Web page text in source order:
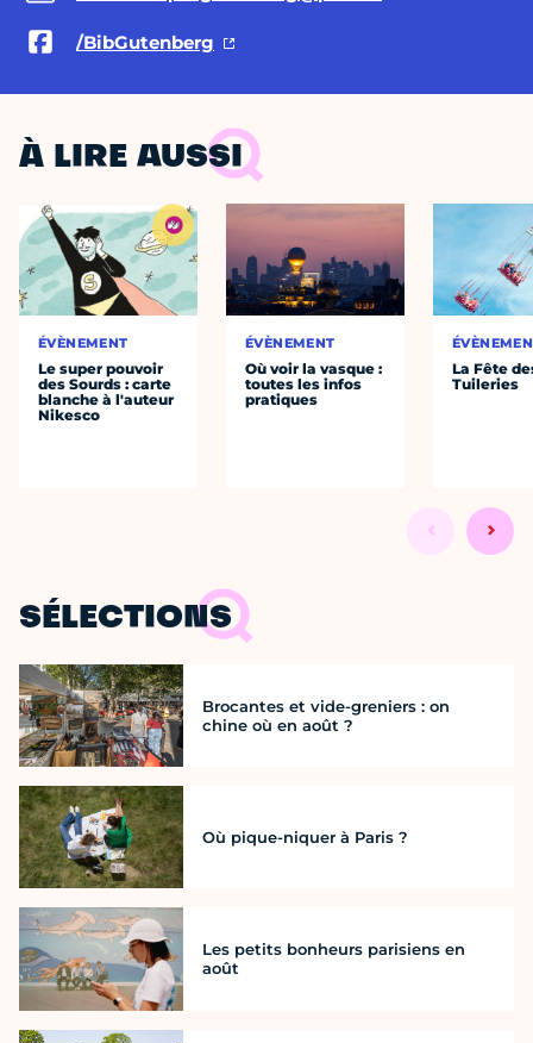
/BibGutenberg
À LIRE AUSSI
ÉVÈNEMENT
Le super pouvoir
des Sourds : carte
blanche à l'auteur
Nikesco
ÉVÈNEMENT
Où voir la vasque :
toutes les infos
pratiques
La Fête
Tuileries
SÉLECTIONS
Brocantes et vide-greniers : on
chine où en août ?
Où pique-niquer à Paris ?
Les petits bonheurs parisiens en
août